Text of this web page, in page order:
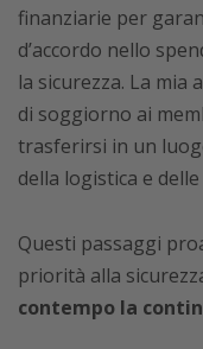
finanziarie per
d’accordo nello
la sicurezza. La mia
di soggiorno ai
trasferirsi in un
della logistica e
Questi passaggi
priorità alla
contempo la